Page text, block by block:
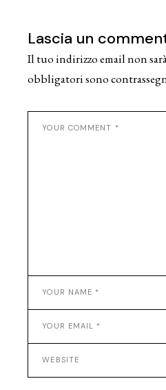
Lascia un
Il tuo indirizzo email non
obbligatori sono